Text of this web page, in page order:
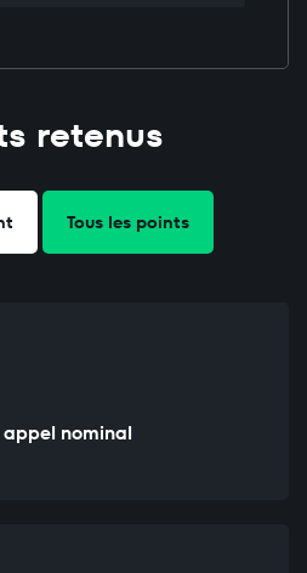
retenus
Tous les points
nominal